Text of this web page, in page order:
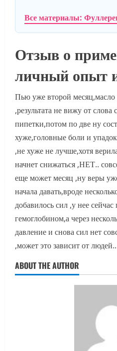
Все материалы:
Отзыв о
личный опыт
Пью уже второй
,результата не вижу от
пипетки,потом по две ну
хуже,головные боли и
,не хуже не лучше,хотя
начнет снижаться ,НЕТ..
еще может месяц ,ну веры
начала давать,вроде
добавилось сил ,у нее
гемоглобином,а через
давление и снова сил нет
,может это зависит от людей..
ABOUT THE AUTHOR